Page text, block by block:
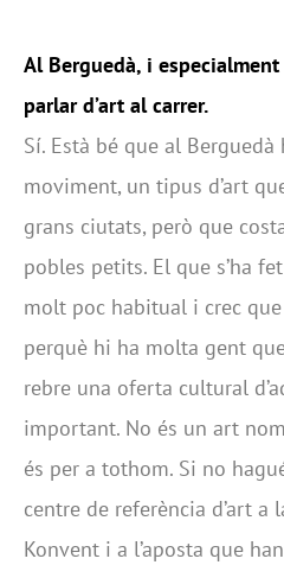
Al Berguedà, i especialment
parlar d’art al carrer.
Sí. Està bé que al
moviment, un tipus d’art
grans ciutats, però que
pobles petits. El que s’ha
molt poc habitual i crec
perquè hi ha molta gent
rebre una oferta cultural
important. No és un art
és per a tothom. Si no
centre de referència d’art a
Konvent i a l’aposta que